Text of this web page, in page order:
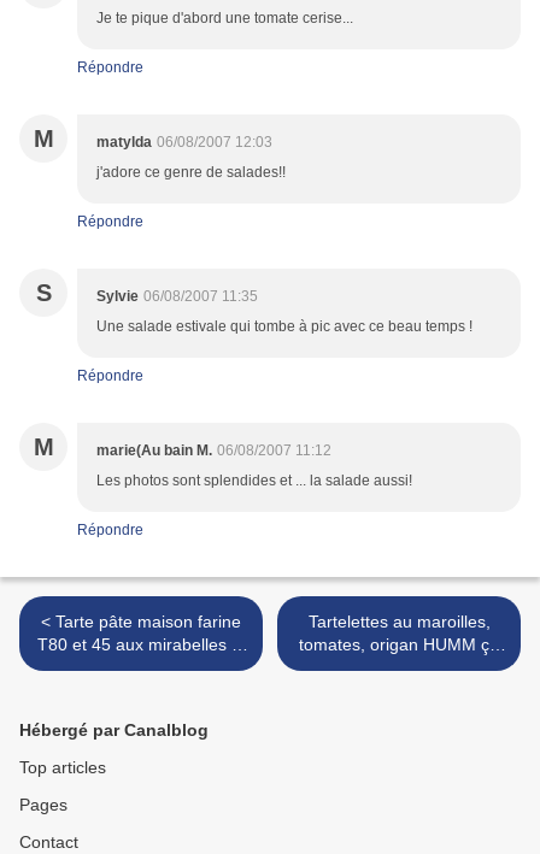
Je te pique d'abord une tomate cerise...
Répondre
M matylda 06/08/2007 12:03
j'adore ce genre de salades!!
Répondre
S Sylvie 06/08/2007 11:35
Une salade estivale qui tombe à pic avec ce beau temps !
Répondre
M marie(Au bain M. 06/08/2007 11:12
Les photos sont splendides et ... la salade aussi!
Répondre
< Tarte pâte maison farine
T80 et 45 aux mirabelles et
aux fraises du jardin
Tartelettes au maroilles,
tomates, origan HUMM ça
sent bon ! Entrée et apéro
Hébergé par Canalblog
Top articles
Pages
Contact